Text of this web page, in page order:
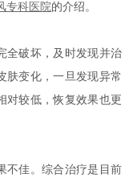
专科医院的介绍。
破坏，及时发现并治
肤变化，一旦发现异常
对较低，恢复效果也更
不佳。综合治疗是目前